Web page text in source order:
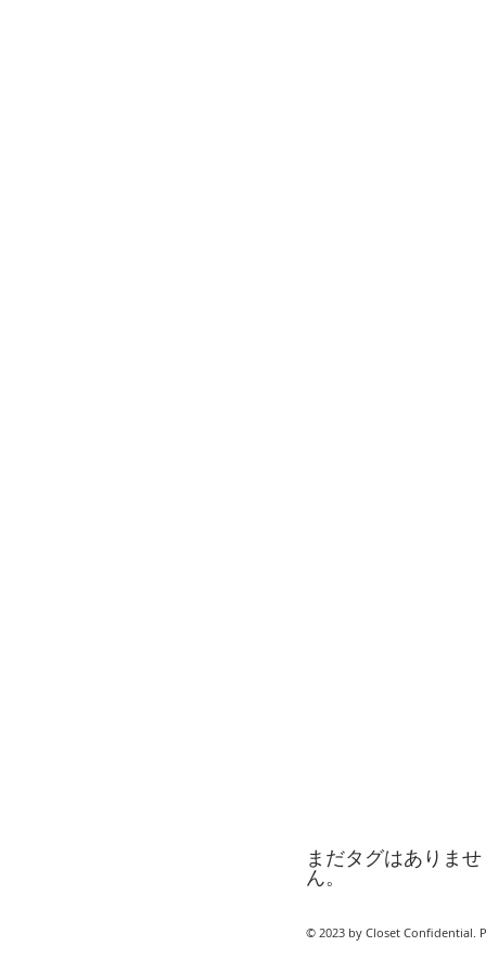
まだタグはありませ
ん。
© 2023 by Closet Confidential.